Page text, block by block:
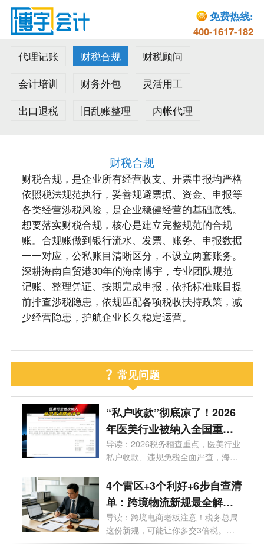
免费热线:
400-1617-182
代理记账
财税合规
财税顾问
会计培训
财务外包
灵活用工
出口退税
旧乱账整理 内帐代理
财税合规
财税合规，是企业所有经营收支、开票申报均严格
依照税法规范执行，妥善规避票据、资金、申报等
各类经营涉税风险，是企业稳健经营的基础底线。
想要落实财税合规，核心是建立完整规范的合规
账。合规账做到银行流水、发票、账务、申报数据
一一对应，公私账目清晰区分，不设立两套账务。
深耕海南自贸港30年的海南博宇，专业团队规范
记账、整理凭证、按期完成申报，依托标准账目提
前排查涉税隐患，依规匹配各项税收扶持政策，减
少经营隐患，护航企业长久稳定运营。
常见问题
“私户收款”彻底凉了！2026
年医美行业被纳入全国重点
整治，840万罚单砸向上市公
司，海南老板务必自查这3条
红线
导读：2026税务稽查重点，医美行业
私户收款、违规免税全面严查，海南
企业...
4个雷区+3个利好+6步自查清
单：跨境物流新规最全解
读，老板必存
导读：跨境电商老板注意！税务总局
这份新规，可能让你多交3倍税。看
似管...